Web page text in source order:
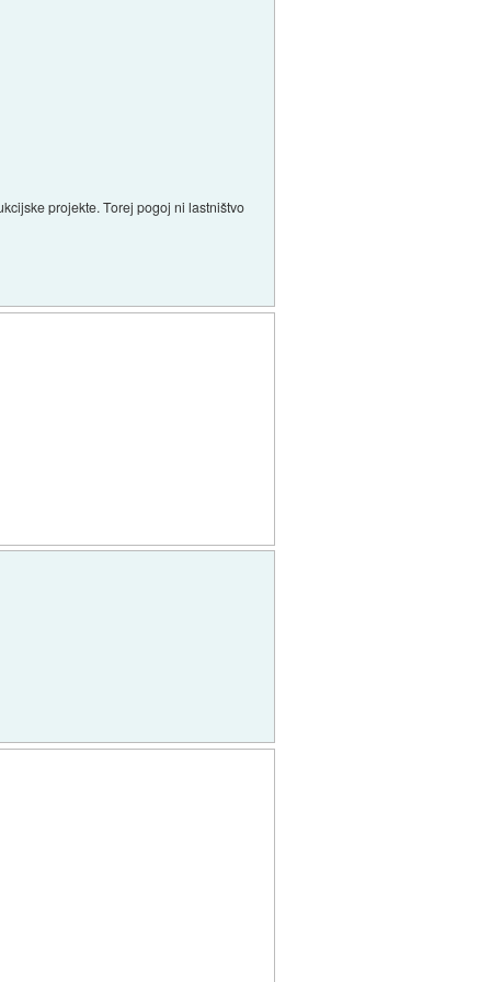
projekte. Torej pogoj ni lastništvo